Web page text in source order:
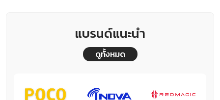
แบรนด์แนะนำ
ดูทั้งหมด